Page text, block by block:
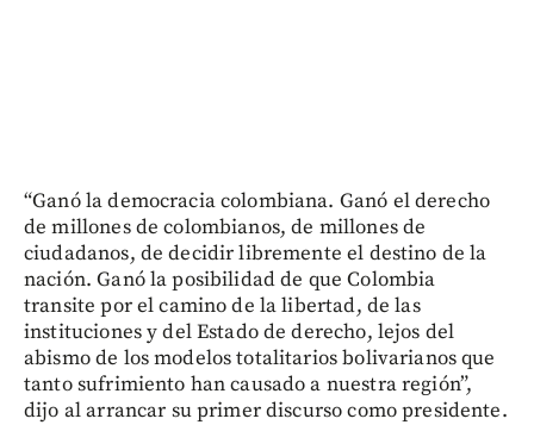
“Ganó la democracia colombiana. Ganó el derecho
de millones de colombianos, de millones de
ciudadanos, de decidir libremente el destino de la
nación. Ganó la posibilidad de que Colombia
transite por el camino de la libertad, de las
instituciones y del Estado de derecho, lejos del
abismo de los modelos totalitarios bolivarianos que
tanto sufrimiento han causado a nuestra región”,
dijo al arrancar su primer discurso como presidente.